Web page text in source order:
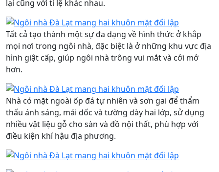
lại cũng với tỉ lệ khác nhau.
Tất cả tạo thành một sự đa dạng về hình thức ở khắp
mọi nơi trong ngôi nhà, đặc biệt là ở những khu vực địa
hình giật cấp, giúp ngôi nhà trông vui mắt và cởi mở
hơn.
Nhà có mặt ngoài ốp đá tự nhiên và sơn gai để thẩm
thấu ánh sáng, mái dốc và tường dày hai lớp, sử dụng
nhiều vật liệu gỗ cho sàn và đồ nội thất, phù hợp với
điều kiện khí hậu địa phương.